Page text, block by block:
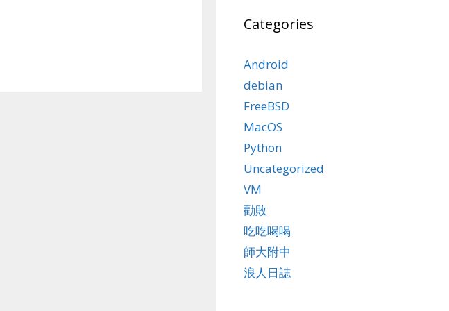
Categories
Android
debian
FreeBSD
MacOS
Python
Uncategorized
VM
勸敗
吃吃喝喝
師大附中
浪人日誌